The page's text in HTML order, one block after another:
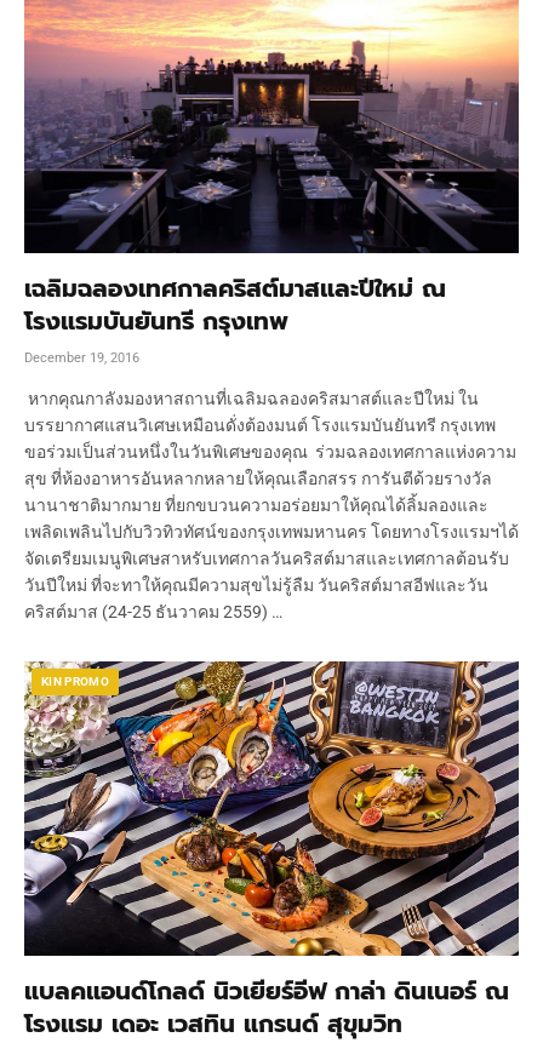
เฉลิมฉลองเทศกาลคริสต์มาสและปีใหม่ ณ
โรงแรมบันยันทรี กรุงเทพ
December 19, 2016
หากคุณกาลังมองหาสถานที่เฉลิมฉลองคริสมาสต์และปีใหม่ ใน
บรรยากาศแสนวิเศษเหมือนดั่งต้องมนต์ โรงแรมบันยันทรี กรุงเทพ
ขอร่วมเป็นส่วนหนึ่งในวันพิเศษของคุณ ร่วมฉลองเทศกาลแห่งความ
สุข ที่ห้องอาหารอันหลากหลายให้คุณเลือกสรร การันตีด้วยรางวัล
นานาชาติมากมาย ที่ยกขบวนความอร่อยมาให้คุณได้ลิ้มลองและ
เพลิดเพลินไปกับวิวทิวทัศน์ของกรุงเทพมหานคร โดยทางโรงแรมฯได้
จัดเตรียมเมนูพิเศษสาหรับเทศกาลวันคริสต์มาสและเทศกาลต้อนรับ
วันปีใหม่ ที่จะทาให้คุณมีความสุขไม่รู้ลืม วันคริสต์มาสอีฟและวัน
คริสต์มาส (24-25 ธันวาคม 2559) …
KIN PROMO
แบลคแอนด์โกลด์ นิวเยียร์อีฟ กาล่า ดินเนอร์ ณ
โรงแรม เดอะ เวสทิน แกรนด์ สุขุมวิท